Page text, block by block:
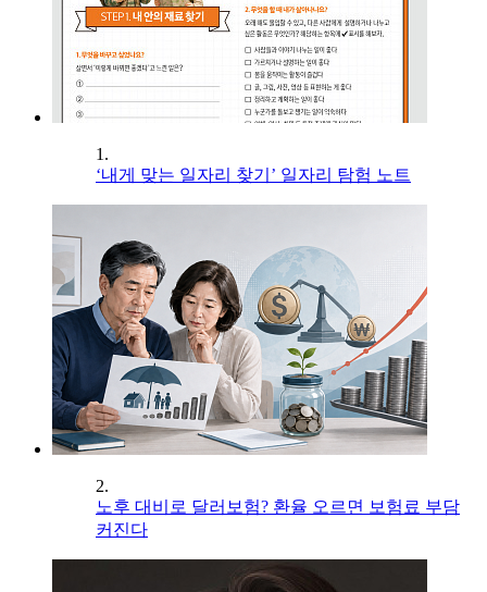
1.
‘내게 맞는 일자리 찾기’ 일자리 탐험 노트
2.
노후 대비로 달러보험? 환율 오르면 보험료 부담
커진다